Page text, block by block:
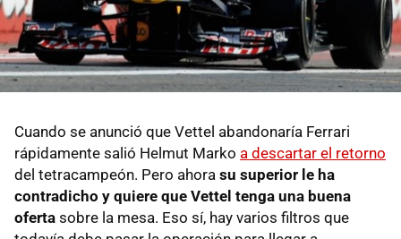
Cuando se anunció que Vettel abandonaría Ferrari
rápidamente salió Helmut Marko a descartar el retorno
del tetracampeón. Pero ahora su superior le ha
contradicho y quiere que Vettel tenga una buena
oferta sobre la mesa. Eso sí, hay varios filtros que